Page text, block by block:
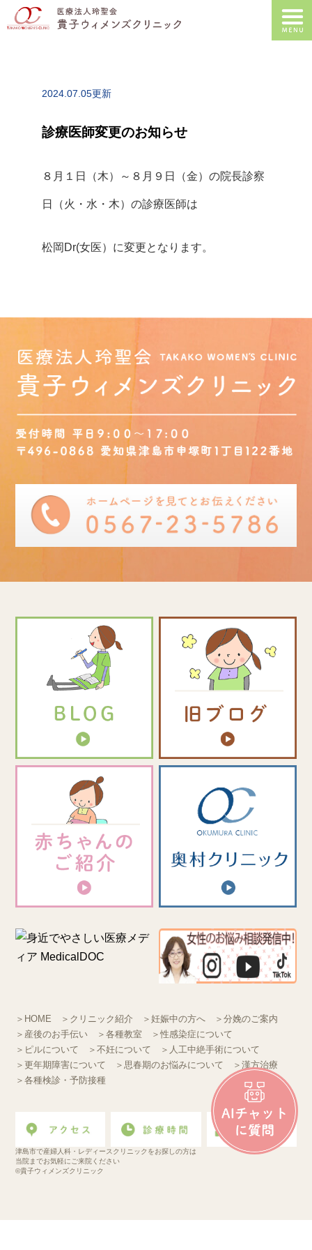
2024.07.05更新
診療医師変更のお知らせ
８月１日（木）～８月９日（金）の院長診察
日（火・水・木）の診療医師は
松岡Dr(女医）に変更となります。
＞HOME ＞クリニック紹介 ＞妊娠中の方へ
＞分娩のご案内
＞産後のお手伝い
＞各種教室
＞性感染症について
＞ピルについて
＞不妊について
＞人工中絶手術について
＞更年期障害について
＞思春期のお悩みについて
＞漢方治療
＞各種検診・予防接種
津島市で産婦人科・レディースクリニックをお探しの方は
当院までお気軽にご来院ください
©貴子ウィメンズクリニック